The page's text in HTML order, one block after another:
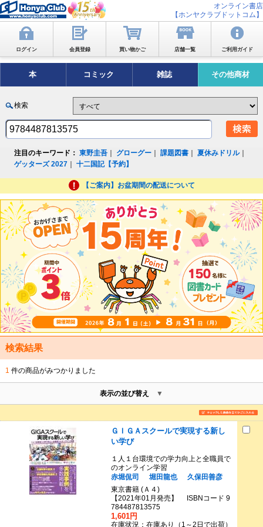
オンライン書店
【ホンヤクラブドットコム】
ログイン 会員登録 買い物かご 店舗一覧 ご利用ガイド
本 コミック 雑誌 その他商材
検索
注目のキーワード： 東野圭吾 グローグー ｜課題図書 ｜夏休みドリル｜
ゲッターズ 2027 ｜十二国記【予約】
【ご案内】お盆期間の配送について
検索結果
1 件の商品がみつかりました
表示の並び替え
ＧＩＧＡスクールで実現する新し
い学び
１人１台環境での学力向上と全職員で
のオンライン学習
赤堀侃司
堀田龍也
久保田善彦
東京書籍 (Ａ４)
【2021年01月発売】 ISBNコード 9
784487813575
1,601円
在庫状況：在庫あり（1～2日で出荷）